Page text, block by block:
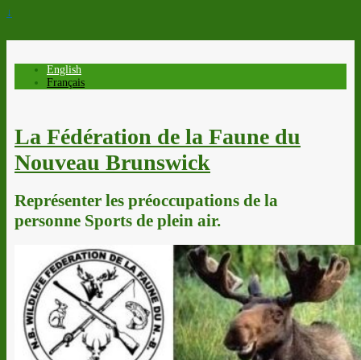
↓
English
Français
La Fédération de la Faune du
Nouveau Brunswick
Représenter les préoccupations de la
personne Sports de plein air.